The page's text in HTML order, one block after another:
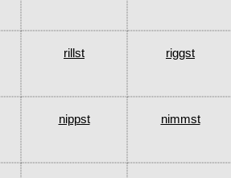
rillst riggst
nippst nimmst